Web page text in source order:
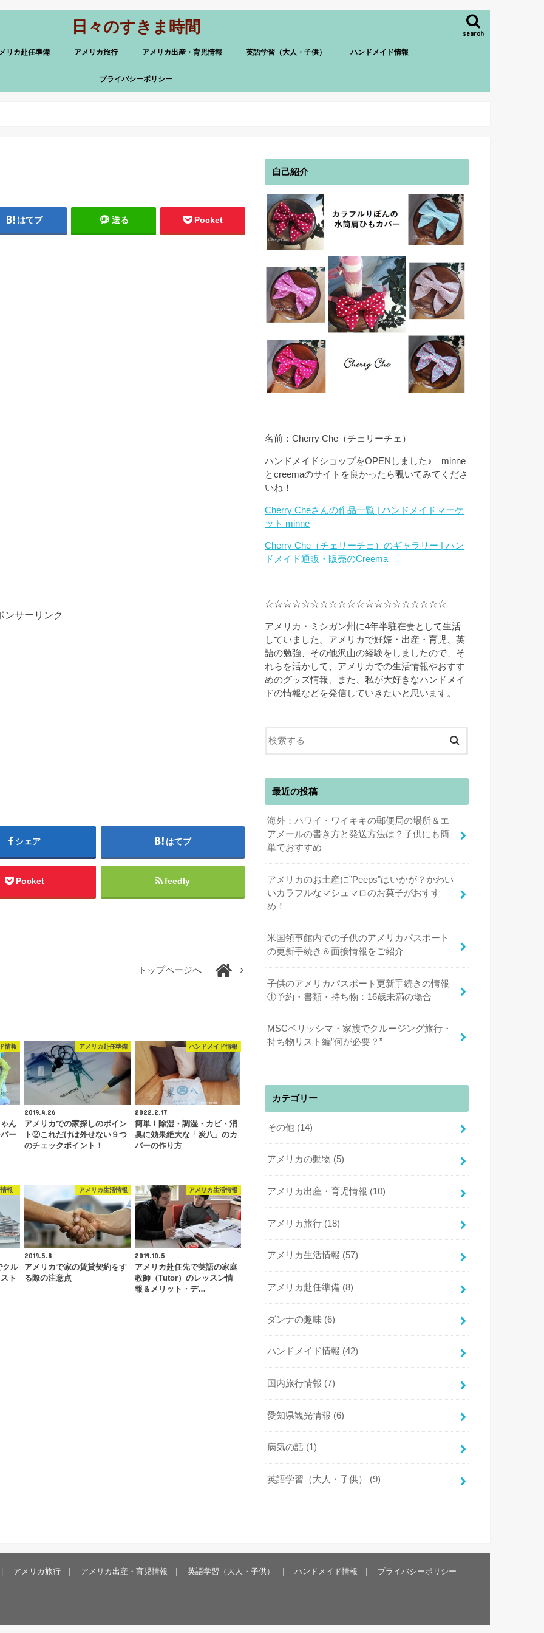
日々のすきま時間 search
リカ赴任準備 アメリカ旅行 アメリカ出産・育児情報 英語学習（大人・子供） ハンドメイド情報
プライバシーポリシー
はてブ 送る Pocket
ンサーリンク
シェア はてブ
Pocket feedly
トップページへ
情報
ん
ー
アメリカ赴任準備
2019.4.26
アメリカでの家探しのポイン
ト②これだけは外せない９つ
のチェックポイント！
ハンドメイド情報
2022.2.17
簡単！除湿・調湿・カビ・消
臭に効果絶大な「炭八」のカ
バーの作り方
報
クル
ト
アメリカ生活情報
2019.5.8
アメリカで家の賃貸契約をす
る際の注意点
アメリカ生活情報
2019.10.5
アメリカ赴任先で英語の家庭
教師（Tutor）のレッスン情
報＆メリット・デ…
自己紹介
名前：Cherry Che（チェリーチェ）
ハンドメイドショップをOPENしました♪ minne
とcreemaのサイトを良かったら覗いてみてくださ
いね！
Cherry Cheさんの作品一覧 | ハンドメイドマーケ
ット minne
Cherry Che（チェリーチェ）のギャラリー | ハン
ドメイド通販・販売のCreema
☆☆☆☆☆☆☆☆☆☆☆☆☆☆☆☆☆☆☆☆
アメリカ・ミシガン州に4年半駐在妻として生活
していました。アメリカで妊娠・出産・育児、英
語の勉強、その他沢山の経験をしましたので、そ
れらを活かして、アメリカでの生活情報やおすす
めのグッズ情報、また、私が大好きなハンドメイ
ドの情報などを発信していきたいと思います。
最近の投稿
海外：ハワイ・ワイキキの郵便局の場所＆エ
アメールの書き方と発送方法は？子供にも簡
単でおすすめ
アメリカのお土産に”Peeps”はいかが？かわい
いカラフルなマシュマロのお菓子がおすす
め！
米国領事館内での子供のアメリカパスポート
の更新手続き＆面接情報をご紹介
子供のアメリカパスポート更新手続きの情報
①予約・書類・持ち物：16歳未満の場合
MSCベリッシマ・家族でクルージング旅行・
持ち物リスト編”何が必要？”
カテゴリー
その他 (14)
アメリカの動物 (5)
アメリカ出産・育児情報 (10)
アメリカ旅行 (18)
アメリカ生活情報 (57)
アメリカ赴任準備 (8)
ダンナの趣味 (6)
ハンドメイド情報 (42)
国内旅行情報 (7)
愛知県観光情報 (6)
病気の話 (1)
英語学習（大人・子供） (9)
アメリカ旅行 アメリカ出産・育児情報 英語学習（大人・子供） ハンドメイド情報 プライバシーポリシー